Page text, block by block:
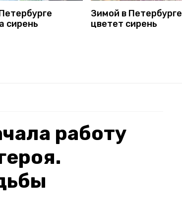
сирень
Зимой в Петербурге
цветет сирень
работу